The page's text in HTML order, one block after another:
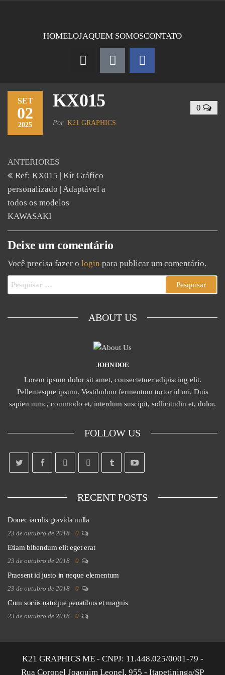
HOMELOJAQUEM SOMOSCONTATO
SET
02
2025
0
KX015
Por K21 GRAPHICS
ANTERIORES
Ref: KX015 | Kit Gráfico
personalizado | Adaptável a
todos os modelos
KAWASAKI
Deixe um comentário
Você precisa fazer o login para publicar um comentário.
ABOUT US
JOHN DOE
Lorem ipsum dolor sit amet, consectetuer adipiscing elit.
Pellentesque ipsum. Vestibulum fermentum tortor id mi. Duis
sapien nunc, commodo et, interdum suscipit, sollicitudin et, dolor.
FOLLOW US
RECENT POSTS
Donec iaculis gravida nulla
23 de outubro de 2018 0
Etiam bibendum elit eget erat
23 de outubro de 2018 0
Praesent id justo in neque elementum
23 de outubro de 2018 0
Cum sociis natoque penatibus et magnis
23 de outubro de 2018 0
K21 GRAPHICS ME - CNPJ: 11.448.025/0001-79 -
Rua Coronel Joaquim Leonel, 955 - Itapetininga/SP